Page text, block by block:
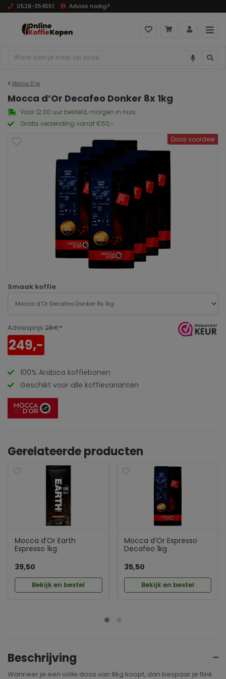
0528-354551 Advies nodig?
Mocca D´or
Mocca d’Or Decafeo Donker 8x 1kg
Doos voordeel
100% Arabica koffiebonen
Geschikt voor alle koffievarianten
Smaak koffie
Adviesprijs 284,-
249,-
Voor 12:00 uur besteld, morgen in huis
Gratis verzending vanaf €50,-
Beschrijving
Wanneer je een volle doos van 8kg koopt, dan bespaar je flink
Gerelateerde producten
Mocca d’Or Earth
Espresso 1kg
39,50
Bekijk en bestel
Mocca d’Or Espresso
Decafeo 1kg
35,50
Bekijk en bestel